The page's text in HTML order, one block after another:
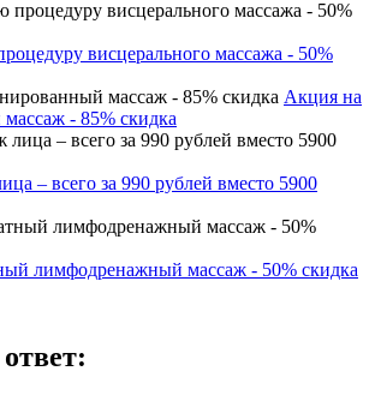
висцерального массажа - 50%
Акция на
- 85% скидка
– всего за 990 рублей вместо 5900
лимфодренажный массаж - 50% скидка